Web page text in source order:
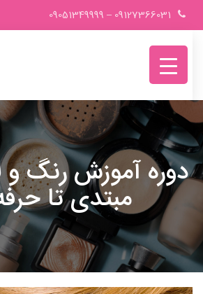
09127366031
–
09051349999
دوره آموزش رنگ و
مبتدی تا